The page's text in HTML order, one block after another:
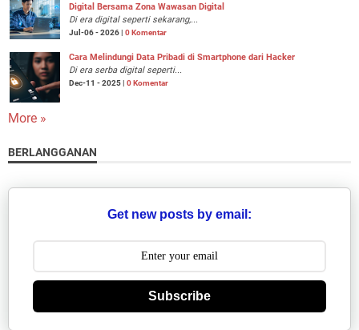
Digital Bersama Zona Wawasan Digital
Di era digital seperti sekarang,...
Jul-06 - 2026 | 0 Komentar
Cara Melindungi Data Pribadi di Smartphone dari Hacker
Di era serba digital seperti...
Dec-11 - 2025 | 0 Komentar
More »
BERLANGGANAN
Get new posts by email:
Subscribe